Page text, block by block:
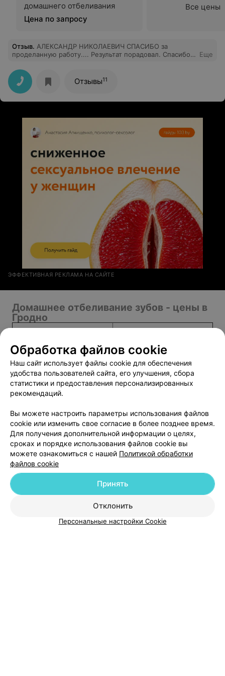
домашнего отбеливания
Цена по запросу
Все цены
Отзыв. АЛЕКСАНДР НИКОЛАЕВИЧ СПАСИБО за
проделанную работу.... Результат порадовал. Спасибо
коллектив супер (быстро, слаженно, качественно)
Спасибо.
Еще
Отзывы11
ЭФФЕКТИВНАЯ РЕКЛАМА НА САЙТЕ
Домашнее отбеливание зубов - цены в
Гродно
Каппа для отбеливания
(бруксизма) 1 челюсть
от 32 руб.
Добавить компанию
Добавить специалиста
Новости проекта
Размещение рекламы
Медицинский маркетинг
Публичный договор
Обработка файлов cookie
Наш сайт использует файлы cookie для обеспечения
удобства пользователей сайта, его улучшения, сбора
статистики и предоставления персонализированных
рекомендаций.
Вы можете настроить параметры использования файлов
cookie или изменить свое согласие в более позднее время.
Для получения дополнительной информации о целях,
сроках и порядке использования файлов cookie вы
можете ознакомиться с нашей Политикой обработки
файлов cookie
Отклонить
Принять
Персональные настройки Cookie